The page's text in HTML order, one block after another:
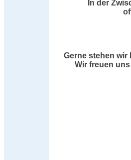
In der
Gerne stehen wir
Wir freuen